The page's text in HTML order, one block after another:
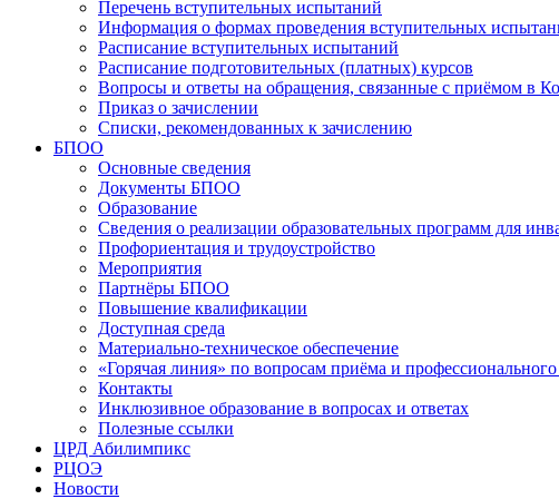
Перечень вступительных испытаний
Информация о формах проведения вступительных
Расписание вступительных испытаний
Расписание подготовительных (платных) курсов
Вопросы и ответы на обращения, связанные с приёмом в
Приказ о зачислении
Списки, рекомендованных к зачислению
БПОО
Основные сведения
Документы БПОО
Образование
Сведения о реализации образовательных программ для
Профориентация и трудоустройство
Мероприятия
Партнёры БПОО
Повышение квалификации
Доступная среда
Материально-техническое обеспечение
«Горячая линия» по вопросам приёма и
Контакты
Инклюзивное образование в вопросах и ответах
Полезные ссылки
ЦРД Абилимпикс
РЦОЭ
Новости